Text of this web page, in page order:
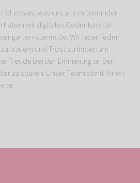
ist etwas, was uns alle miteinander
haben wir digitales Gedenkportal
sterne.de. Wir laden jeden
trauern und Trost zu finden um
Freude bei der Erinnerung an den
zu spüren. Unser Team steht Ihnen